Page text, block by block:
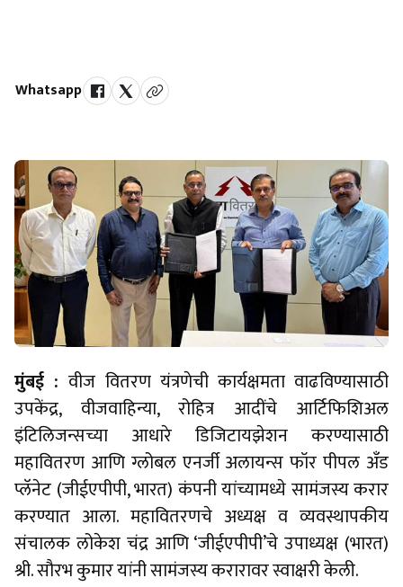
Whatsapp
मुंबई :वीज वितरण यंत्रणेची कार्यक्षमता वाढविण्यासाठी
उपकेंद्र, वीजवाहिन्या, रोहित्र आदींचे आर्टिफिशिअल
इंटिलिजन्सच्या आधारे डिजिटायझेशन करण्यासाठी
महावितरण आणि ग्लोबल एनर्जी अलायन्स फॉर पीपल अँड
प्लॅनेट (जीईएपीपी, भारत) कंपनी यांच्यामध्ये सामंजस्य करार
करण्यात आला. महावितरणचे अध्यक्ष व व्यवस्थापकीय
संचालक लोकेश चंद्र आणि ‘जीईएपीपी’चे उपाध्यक्ष (भारत)
श्री. सौरभ कुमार यांनी सामंजस्य करारावर स्वाक्षरी केली.